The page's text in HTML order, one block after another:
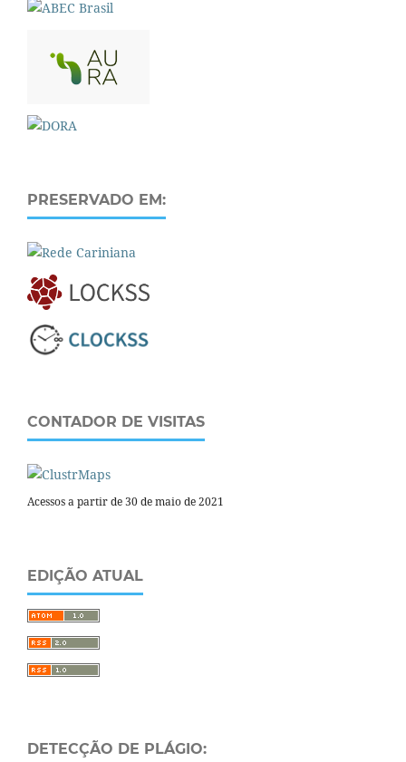
PRESERVADO EM:
CONTADOR DE VISITAS
Acessos a partir de 30 de maio de 2021
EDIÇÃO ATUAL
DETECÇÃO DE PLÁGIO: